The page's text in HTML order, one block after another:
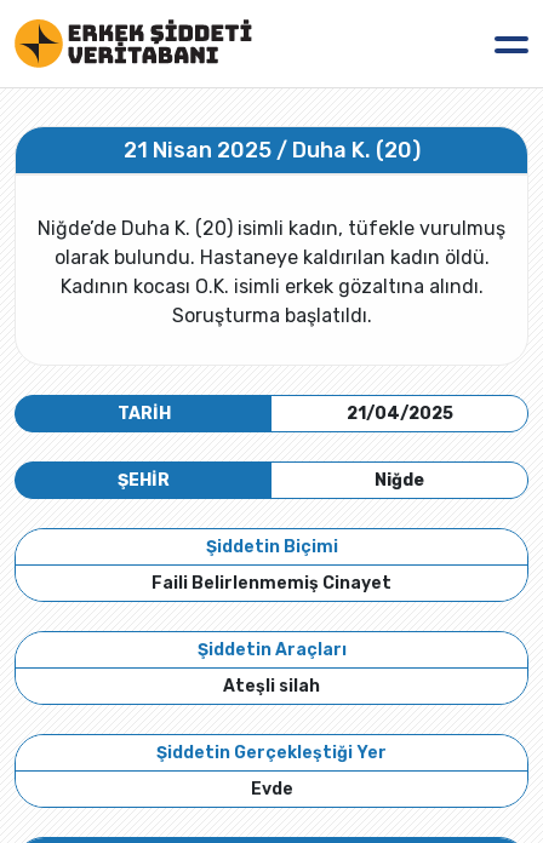
21 Nisan 2025 / Duha K. (20)
Niğde’de Duha K. (20) isimli kadın, tüfekle vurulmuş
olarak bulundu. Hastaneye kaldırılan kadın öldü.
Kadının kocası O.K. isimli erkek gözaltına alındı.
Soruşturma başlatıldı.
TARİH 21/04/2025
Niğde
ŞEHİR
Şiddetin Biçimi
Faili Belirlenmemiş Cinayet
Şiddetin Araçları
Ateşli silah
Şiddetin Gerçekleştiği Yer
Evde